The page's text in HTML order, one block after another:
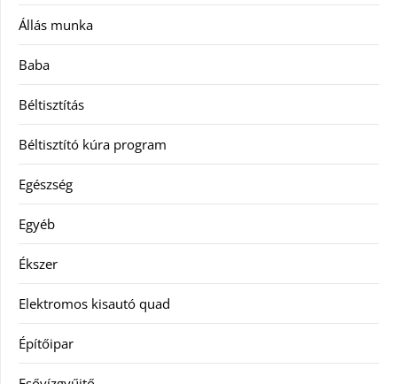
Állás munka
Baba
Béltisztítás
Béltisztító kúra program
Egészség
Egyéb
Ékszer
Elektromos kisautó quad
Építőipar